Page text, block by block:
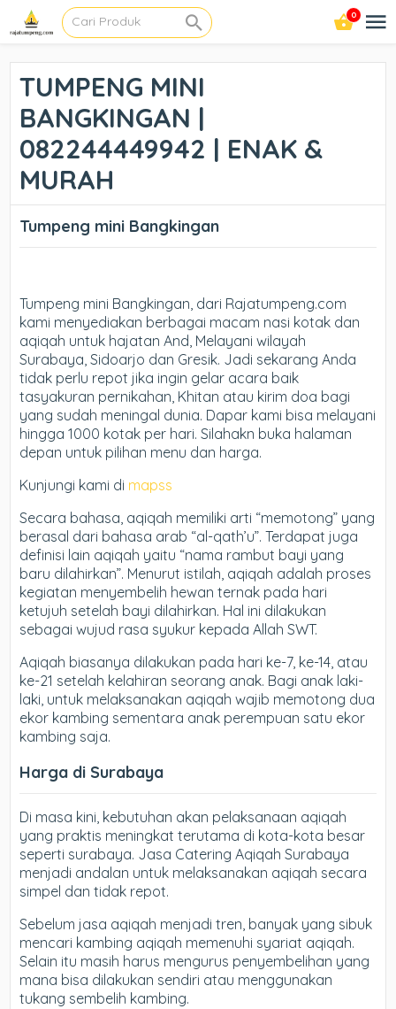
0
TUMPENG MINI
BANGKINGAN |
082244449942 | ENAK &
MURAH
Tumpeng mini Bangkingan
Tumpeng mini Bangkingan, dari Rajatumpeng.com
kami menyediakan berbagai macam nasi kotak dan
aqiqah untuk hajatan And, Melayani wilayah
Surabaya, Sidoarjo dan Gresik. Jadi sekarang Anda
tidak perlu repot jika ingin gelar acara baik
tasyakuran pernikahan, Khitan atau kirim doa bagi
yang sudah meningal dunia. Dapar kami bisa melayani
hingga 1000 kotak per hari. Silahakn buka halaman
depan untuk pilihan menu dan harga.
Kunjungi kami di mapss
Secara bahasa, aqiqah memiliki arti “memotong” yang
berasal dari bahasa arab “al-qath’u”. Terdapat juga
definisi lain aqiqah yaitu “nama rambut bayi yang
baru dilahirkan”. Menurut istilah, aqiqah adalah proses
kegiatan menyembelih hewan ternak pada hari
ketujuh setelah bayi dilahirkan. Hal ini dilakukan
sebagai wujud rasa syukur kepada Allah SWT.
Aqiqah biasanya dilakukan pada hari ke-7, ke-14, atau
ke-21 setelah kelahiran seorang anak. Bagi anak laki-
laki, untuk melaksanakan aqiqah wajib memotong dua
ekor kambing sementara anak perempuan satu ekor
kambing saja.
Harga di Surabaya
Di masa kini, kebutuhan akan pelaksanaan aqiqah
yang praktis meningkat terutama di kota-kota besar
seperti surabaya. Jasa Catering Aqiqah Surabaya
menjadi andalan untuk melaksanakan aqiqah secara
simpel dan tidak repot.
Sebelum jasa aqiqah menjadi tren, banyak yang sibuk
mencari kambing aqiqah memenuhi syariat aqiqah.
Selain itu masih harus mengurus penyembelihan yang
mana bisa dilakukan sendiri atau menggunakan
tukang sembelih kambing.